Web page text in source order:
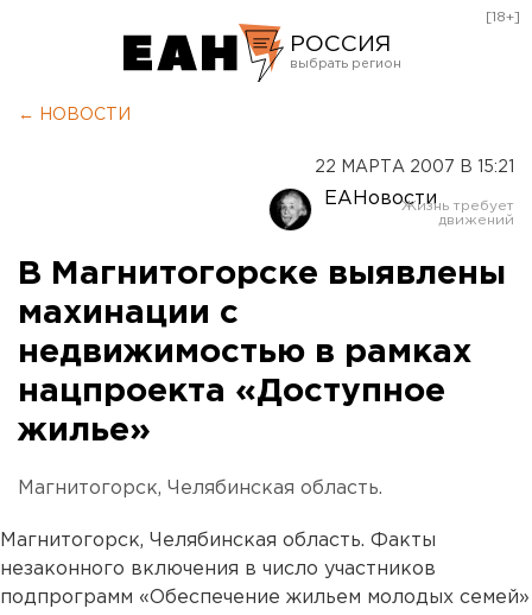
РОССИЯ
Оренбург
[18+]
← НОВОСТИ
22 МАРТА 2007 В 15:21
ЕАНовости
В Магнитогорске выявлены
махинации с
недвижимостью в рамках
нацпроекта «Доступное
жилье»
Магнитогорск, Челябинская область.
Магнитогорск, Челябинская область. Факты
незаконного включения в число участников
подпрограмм «Обеспечение жильем молодых семей»